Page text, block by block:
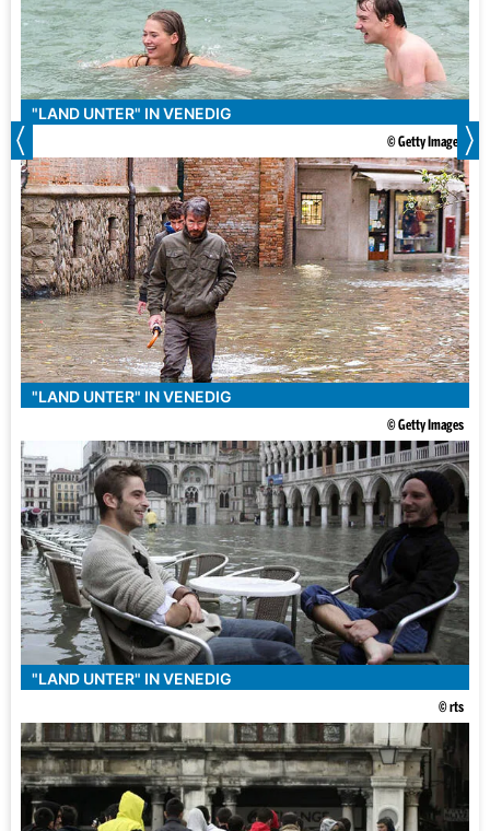
"LAND UNTER" IN VENEDIG
© Getty Images
"LAND UNTER" IN VENEDIG
© Getty Images
"LAND UNTER" IN VENEDIG
© rts